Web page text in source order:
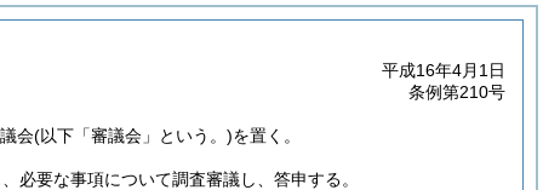
平成16年4月1日
条例第210号
会(以下「審議会」という。)を置く。
必要な事項について調査審議し、答申する。